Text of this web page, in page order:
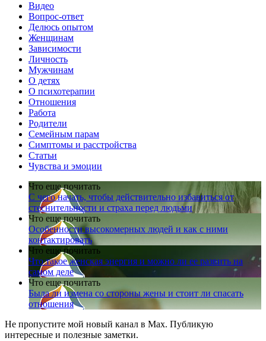
Видео
Вопрос-ответ
Делюсь опытом
Женщинам
Зависимости
Личность
Мужчинам
О детях
О психотерапии
Отношения
Работа
Родители
Семейным парам
Симптомы и расстройства
Статьи
Чувства и эмоции
Что еще почитать
С чего начать, чтобы действительно избавиться от
стеснительности и страха перед людьми
Что еще почитать
Особенности высокомерных людей и как с ними
контактировать
Что еще почитать
Что такое женская энергия и можно ли ее развить на
самом деле
Что еще почитать
Была ли измена со стороны жены и стоит ли спасать
отношения
Не пропустите мой новый канал в Max. Публикую
интересные и полезные заметки.